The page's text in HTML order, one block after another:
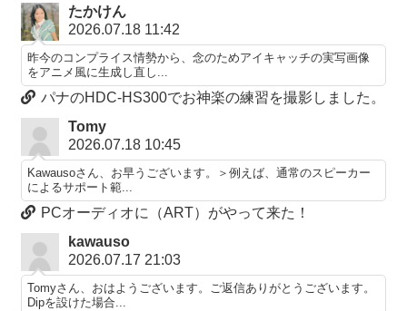
たかけん
2026.07.18 11:42
昨今のコンプライス情勢から、念のためアイキャッチの実写画像
をアニメ風に生成し直し...
パナのHDC-HS300でお神楽の練習を撮影しました。
Tomy
2026.07.18 10:45
Kawausoさん、お早うございます。＞例えば、通常のスピーカー
によるサポート範...
PCオーディオに（ART）がやって来た！
kawauso
2026.07.17 21:03
Tomyさん、おはようございます。ご返信ありがとうございます。
Dipを設けた場合...